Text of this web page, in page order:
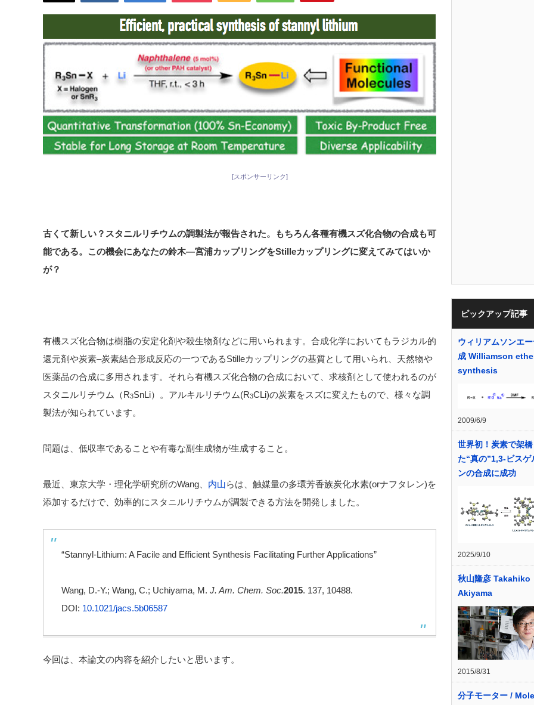
[スポンサーリンク]
古くて新しい？スタニルリチウムの調製法が報告された。もちろん各種有機スズ化合物の合成も可
能である。この機会にあなたの鈴木—宮浦カップリングをStilleカップリングに変えてみてはいか
が？
有機スズ化合物は樹脂の安定化剤や殺生物剤などに用いられます。合成化学においてもラジカル的
還元剤や炭素–炭素結合形成反応の一つであるStilleカップリングの基質として用いられ、天然物や
医薬品の合成に多用されます。それら有機スズ化合物の合成において、求核剤として使われるのが
スタニルリチウム（R3SnLi）。アルキルリチウム(R3CLi)の炭素をスズに変えたもので、様々な調
製法が知られています。
問題は、低収率であることや有毒な副生成物が生成すること。
最近、東京大学・理化学研究所のWang、 内山らは、触媒量の多環芳香族炭化水素(orナフタレン)を
添加するだけで、効率的にスタニルリチウムが調製できる方法を開発しました。
“Stannyl-Lithium: A Facile and Efficient Synthesis Facilitating Further Applications”
Wang, D.-Y.; Wang, C.; Uchiyama, M. J. Am. Chem. Soc.2015. 137, 10488.
DOI: 10.1021/jacs.5b06587
今回は、本論文の内容を紹介したいと思います。
ピックアップ記事
ウィリアムソンエ
成 Williamson
synthesis
2009/6/9
世界初！炭素で架
た“真の”1,3-ビスゲ
ンの合成に成功
2025/9/10
秋山隆彦 Takahiko
Akiyama
2015/8/31
分子モーター /